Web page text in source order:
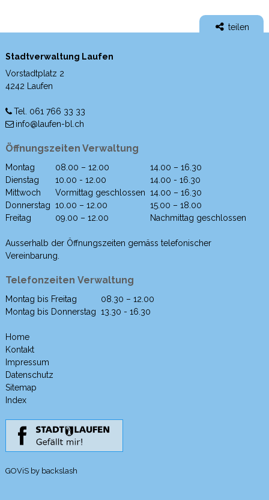
teilen
Stadtverwaltung Laufen
Vorstadtplatz 2
4242 Laufen
Tel. 061 766 33 33
info@laufen-bl.ch
Öffnungszeiten Verwaltung
Wochentag Morgen Nachmittag
Montag 08.00 – 12.00
14.00 – 16.30
Dienstag
10.00 - 12.00
14.00 - 16.30
Mittwoch
Vormittag geschlossen 14.00 – 16.30
Donnerstag 10.00 – 12.00
15.00 – 18.00
Freitag
09.00 – 12.00 Nachmittag geschlossen
Ausserhalb der Öffnungszeiten gemäss telefonischer
Vereinbarung.
Telefonzeiten Verwaltung
Wochentag Morgen Nachmittag
Montag bis Freitag
08.30 – 12.00
Montag bis Donnerstag 13.30 - 16.30
Home
Kontakt
Impressum
Datenschutz
Sitemap
Index
GOViSby backslash